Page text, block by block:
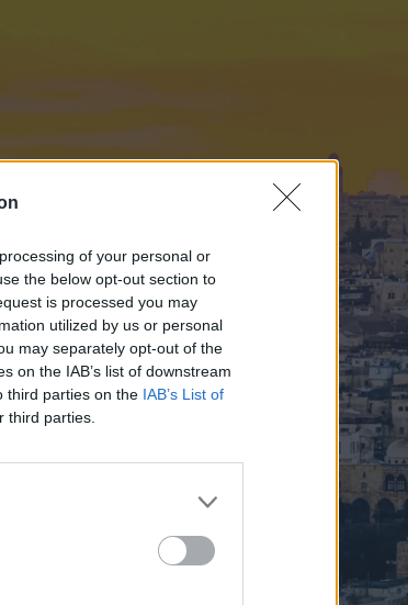
of your personal or
the below opt-out section to
is processed you may
utilized by us or personal
may separately opt-out of the
on the IAB’s list of downstream
third parties on the IAB’s List of
third parties.